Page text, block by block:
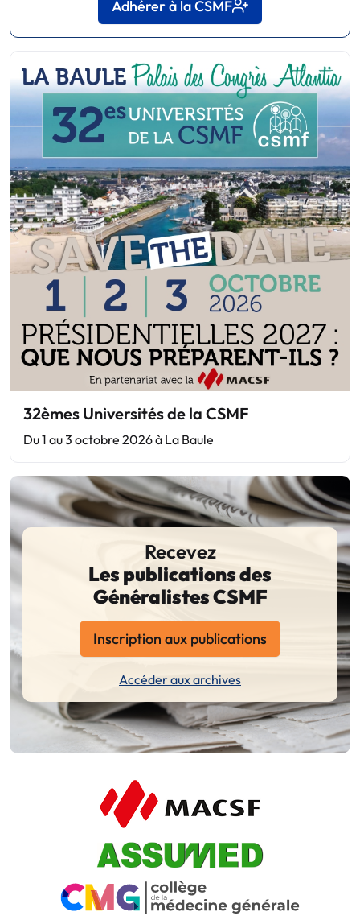
Adhérer à la CSMF
32èmes Universités de la CSMF
Du 1 au 3 octobre 2026 à La Baule
Recevez
Les publications des
Généralistes CSMF
Inscription aux publications
Accéder aux archives